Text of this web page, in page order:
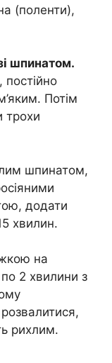
(поленти),
шпинатом.
постійно
Потім
трохи
шпинатом,
додати
хвилин.
на
по 2 хвилини з
рихлим.